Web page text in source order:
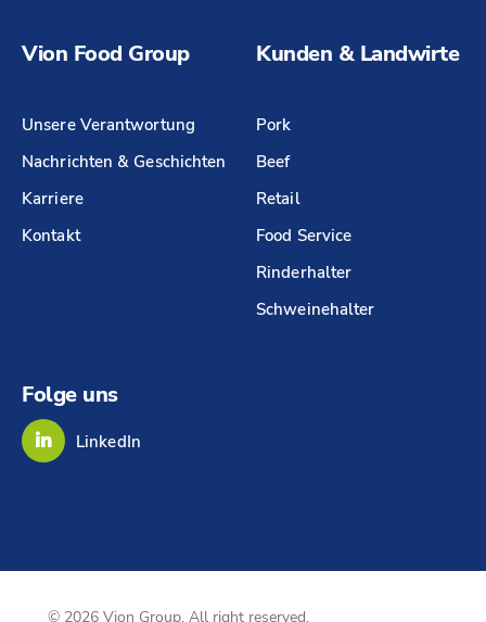
Vion Food Group
Unsere Verantwortung
Nachrichten & Geschichten
Karriere
Kontakt
Kunden & Landwirte
Pork
Beef
Retail
Food Service
Rinderhalter
Schweinehalter
Folge uns
LinkedIn
© 2026 Vion Group. All right reserved.